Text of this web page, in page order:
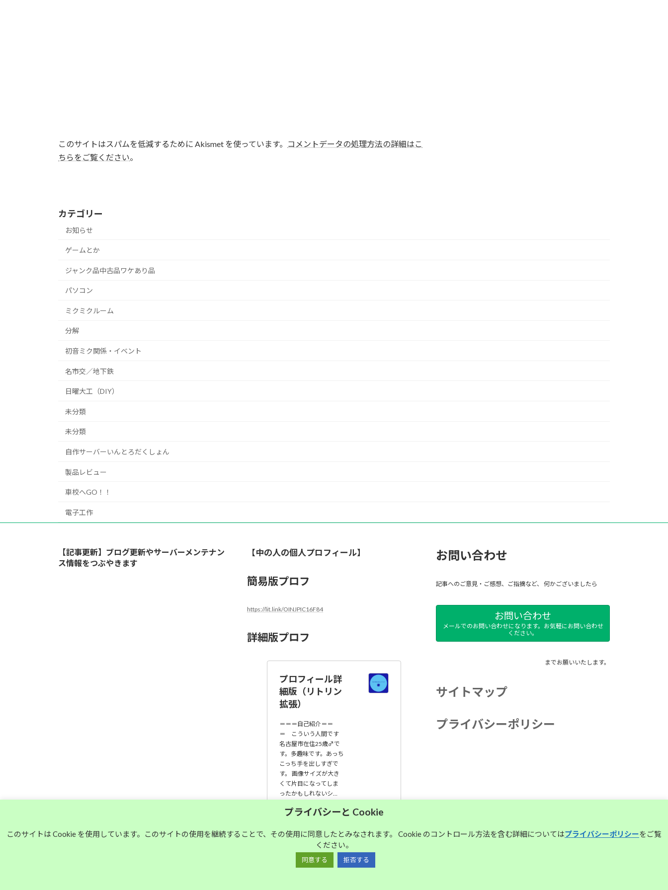
このサイトはスパムを低減するために Akismet を使っています。
コメントデータの処理方法の詳細はこ
ちらをご覧ください。
カテゴリー
お知らせ
ゲームとか
ジャンク品中古品ワケあり品
パソコン
ミクミクルーム
分解
初音ミク関係・イベント
名市交／地下鉄
日曜大工（DIY）
未分類
未分類
自作サーバーいんとろだくしょん
製品レビュー
車校へGO！！
電子工作
【記事更新】ブログ更新やサーバーメンテナン
ス情報をつぶやきます
【中の人の個人プロフィール】
簡易版プロフ
https://lit.link/OINJPIC16F84
詳細版プロフ
プロフィール詳
細版（リトリン
拡張）
＝＝＝自己紹介＝＝
＝ こういう人間です
名古屋市在住25歳♂で
す。多趣味です。あっち
こっち手を出しすぎで
す。 画像サイズが大き
くて片目になってしま
ったかもしれないシ…
大須中毒名古屋人
お問い合わせ
記事へのご意見・ご感想、ご指摘など、 何かございましたら
お問い合わせ
メールでのお問い合わせになります。お気軽にお問い合わせ
ください。
までお願いいたします。
サイトマップ
プライバシーポリシー
Copyright © 大須中毒名古屋人のブログ All Rights Reserved.
プライバシーと Cookie
このサイトは Cookie を使用しています。このサイトの使用を継続することで、その使用に同意したとみなされます。 Cookie のコントロール方法を含む詳細についてはプライバシーポリシーをご覧
ください。
同意する 拒否する